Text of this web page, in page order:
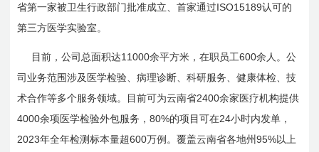
省第一家被卫生行政部门批准成立、首家通过ISO15189认可的
第三方医学实验室。
目前，公司总面积达11000余平方米，在职员工600余人。公
司业务范围涉及医学检验、病理诊断、科研服务、健康体检、技
术合作等多个服务领域。目前可为云南省2400余家医疗机构提供
4000余项医学检验外包服务，80%的项目可在24小时内发单，
2023年全年检测标本量超600万例。覆盖云南省各地州95%以上